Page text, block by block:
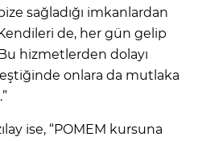
sağladığı imkanlardan
de, her gün gelip
hizmetlerden dolayı
onlara da mutlaka
ise, “POMEM kursuna